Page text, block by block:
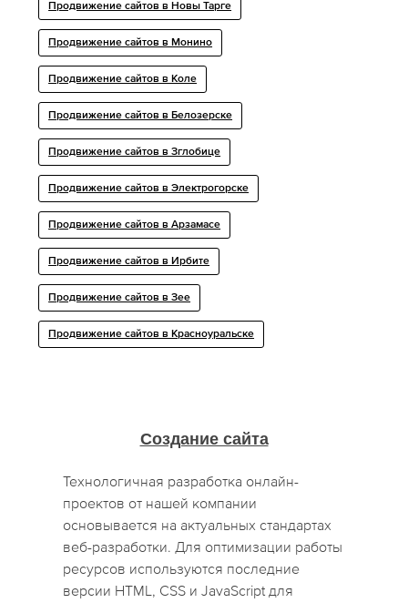
Продвижение сайтов в Новы Тарге
Продвижение сайтов в Монино
Продвижение сайтов в Коле
Продвижение сайтов в Белозерске
Продвижение сайтов в Зглобице
Продвижение сайтов в Электрогорске
Продвижение сайтов в Арзамасе
Продвижение сайтов в Ирбите
Продвижение сайтов в Зее
Продвижение сайтов в Красноуральске
Создание сайта
Технологичная разработка онлайн-
проектов от нашей компании
основывается на актуальных стандартах
веб-разработки. Для оптимизации работы
ресурсов используются последние
версии HTML, CSS и JavaScript для